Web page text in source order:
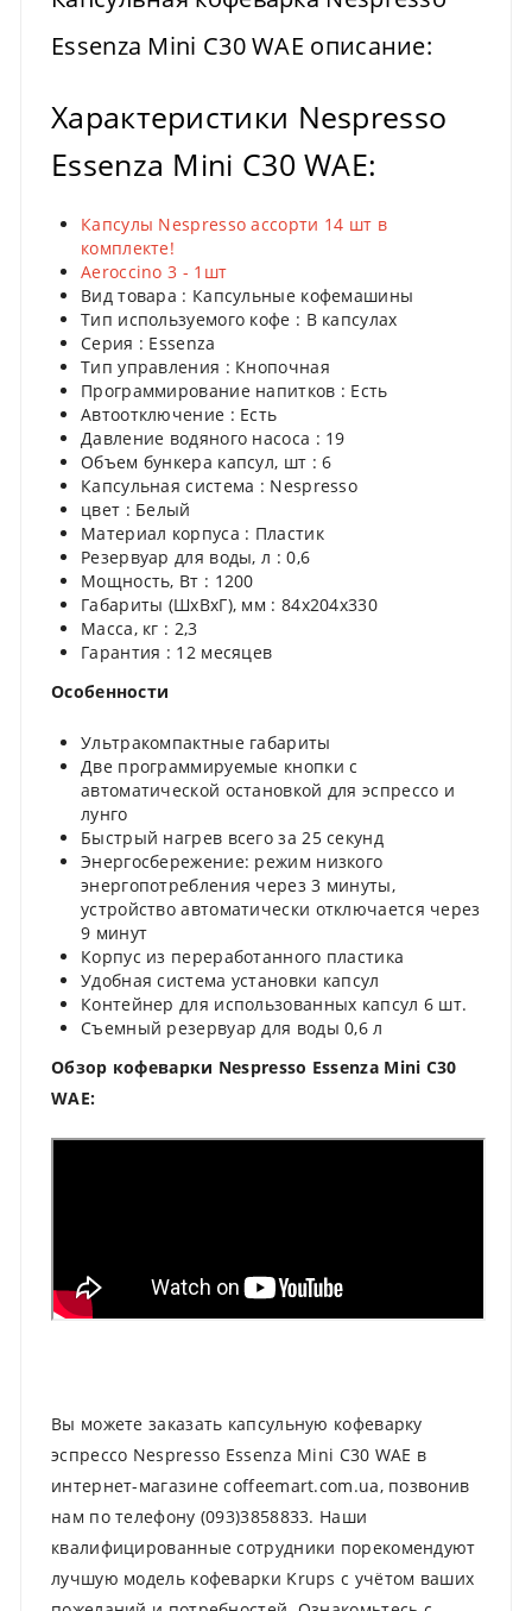
Essenza Mini C30 WAE описание:
Характеристики Nespresso
Essenza Mini C30 WAE:
Капсулы Nespresso ассорти 14 шт в
комплекте!
Aeroccino 3 - 1шт
Вид товара : Капсульные кофемашины
Тип используемого кофе : В капсулах
Серия : Essenza
Тип управления : Кнопочная
Программирование напитков : Есть
Автоотключение : Есть
Давление водяного насоса : 19
Объем бункера капсул, шт : 6
Капсульная система : Nespresso
цвет : Белый
Материал корпуса : Пластик
Резервуар для воды, л : 0,6
Мощность, Вт : 1200
Габариты (ШхВхГ), мм : 84х204х330
Масса, кг : 2,3
Гарантия : 12 месяцев
Особенности
Ультракомпактные габариты
Две программируемые кнопки с
автоматической остановкой для эспрессо и
лунго
Быстрый нагрев всего за 25 секунд
Энергосбережение: режим низкого
энергопотребления через 3 минуты,
устройство автоматически отключается через
9 минут
Корпус из переработанного пластика
Удобная система установки капсул
Контейнер для использованных капсул 6 шт.
Съемный резервуар для воды 0,6 л
Обзор кофеварки Nespresso Essenza Mini C30
WAE:
Вы можете заказать капсульную кофеварку
эспрессо Nespresso Essenza Mini C30 WAE в
интернет-магазине coffeemart.com.ua, позвонив
нам по телефону (093)3858833. Наши
квалифицированные сотрудники порекомендуют
лучшую модель кофеварки Krups с учётом ваших